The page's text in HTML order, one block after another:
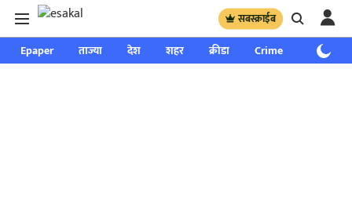
सबस्क्राईब
Epaper ताज्या देश शहर क्रीडा Crime साप्ताहिक